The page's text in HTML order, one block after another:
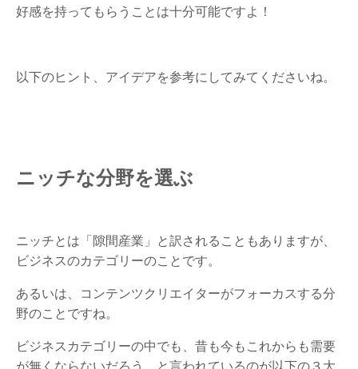
好感を持ってもらうことは十分可能ですよ！
以下のヒント、アイデアを参考にしてみてくださいね。
ニッチな分野を選ぶ
ニッチとは「隙間産業」と訳されることもありますが、
ビジネスのカテゴリーのことです。
あるいは、コンテンツクリエイターがフォーカスする分
野のことですね。
ビジネスカテゴリーの中でも、昔も今もこれからも需要